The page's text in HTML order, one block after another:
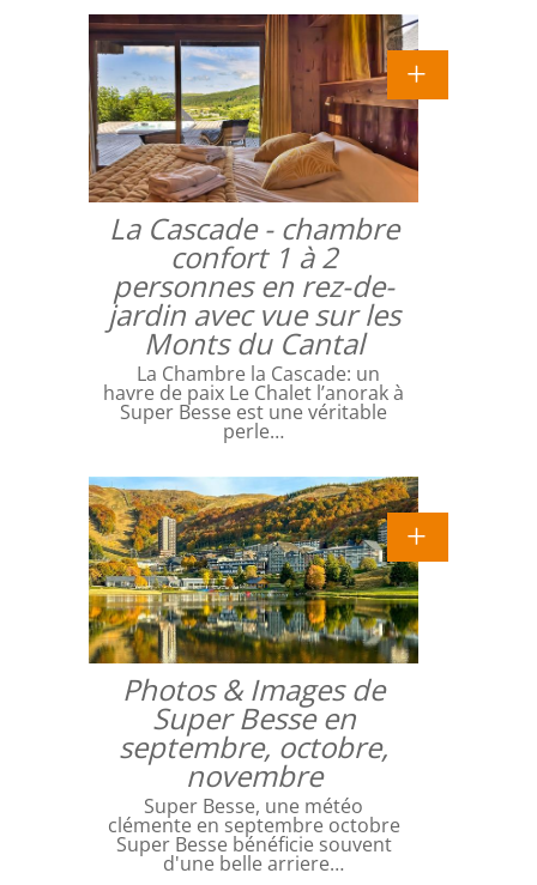
La Cascade - chambre
confort 1 à 2
personnes en rez-de-
jardin avec vue sur les
Monts du Cantal
La Chambre la Cascade: un
havre de paix Le Chalet l’anorak à
Super Besse est une véritable
perle…
Photos & Images de
Super Besse en
septembre, octobre,
novembre
Super Besse, une météo
clémente en septembre octobre
Super Besse bénéficie souvent
d'une belle arriere…